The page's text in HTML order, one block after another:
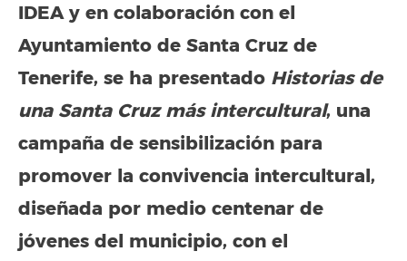
IDEA y en colaboración con el
Ayuntamiento de Santa Cruz de
Tenerife, se ha presentado Historias de
una Santa Cruz más intercultural, una
campaña de sensibilización para
promover la convivencia intercultural,
diseñada por medio centenar de
jóvenes del municipio, con el